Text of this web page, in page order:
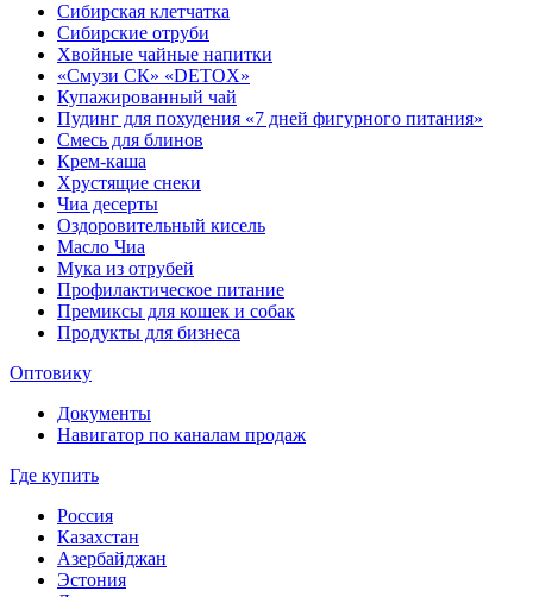
Сибирская клетчатка
Сибирские отруби
Хвойные чайные напитки
«Смузи СК» «DETOX»
Купажированный чай
Пудинг для похудения «7 дней фигурного питания»
Смесь для блинов
Крем-каша
Хрустящие снеки
Чиа десерты
Оздоровительный кисель
Масло Чиа
Мука из отрубей
Профилактическое питание
Премиксы для кошек и собак
Продукты для бизнеса
Оптовику
Документы
Навигатор по каналам продаж
Где купить
Россия
Казахстан
Азербайджан
Эстония